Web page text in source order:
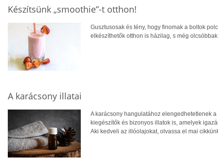
Készítsünk „smoothie”-t otthon!
Gusztusosak és tény, hogy finomak a boltok
elkészíthetők otthon is házilag, s még
A karácsony illatai
A karácsony hangulatához elengedhetetlenek
kiegészítők és bizonyos illatok is, amelyek
Aki kedveli az illóolajokat, olvassa el mai